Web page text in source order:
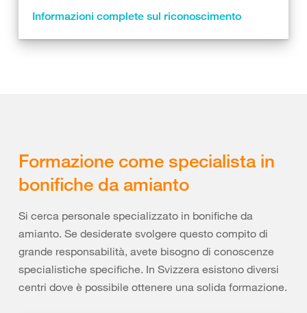
Informazioni complete sul riconoscimento
Formazione come specialista in
bonifiche da amianto
Si cerca personale specializzato in bonifiche da
amianto. Se desiderate svolgere questo compito di
grande responsabilità, avete bisogno di conoscenze
specialistiche specifiche. In Svizzera esistono diversi
centri dove è possibile ottenere una solida formazione.